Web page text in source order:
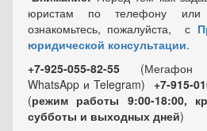
юристам по телефону или
ознакомьтесь, пожалуйста, с
юридической консультации.
+7-925-055-82-55 (Мегафон
WhatsApp и Telegram) +7-915-
(режим работы 9:00-18:00,
субботы и выходных дней)